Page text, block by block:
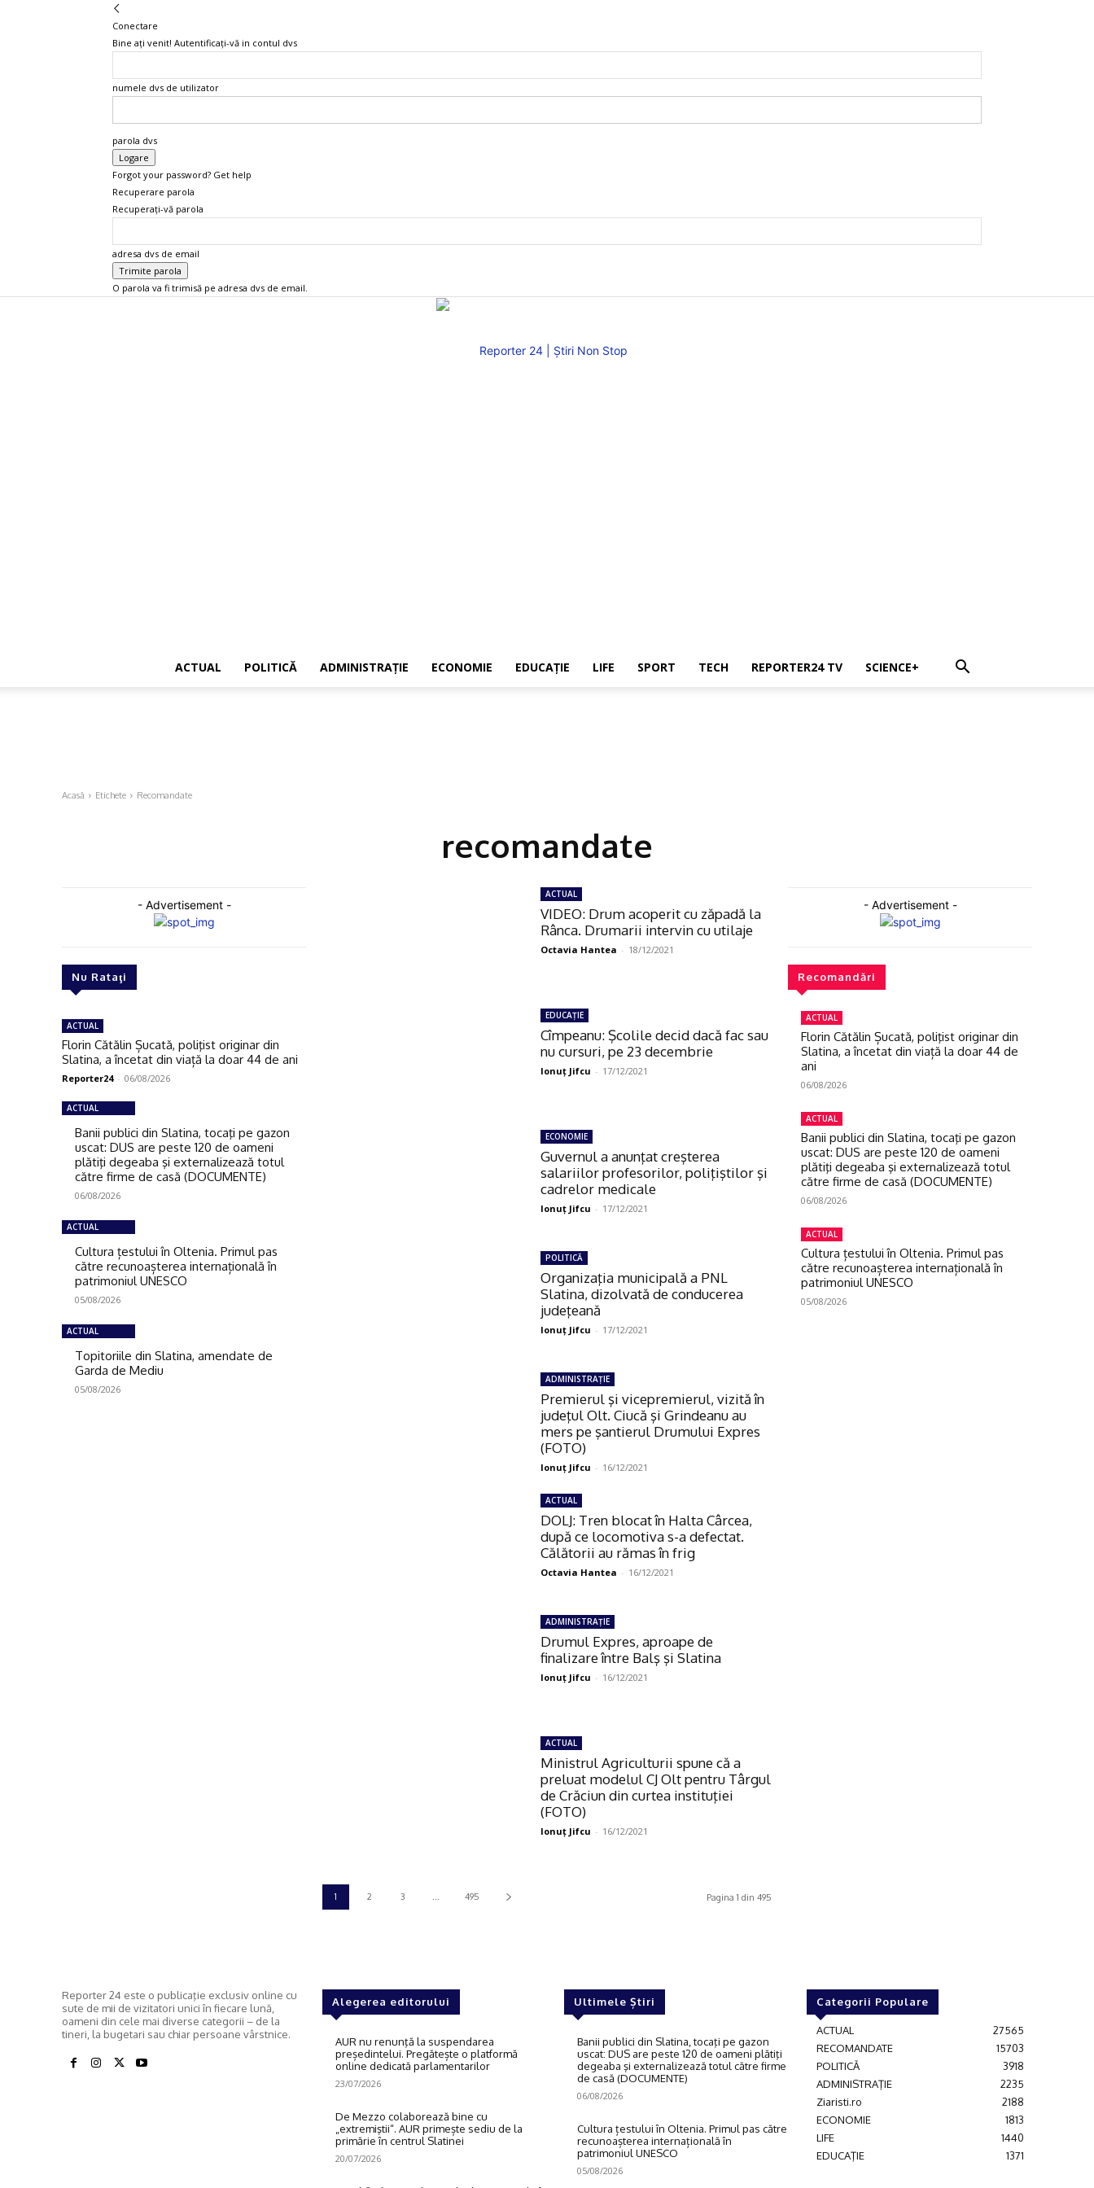
Conectare
Bine ați venit! Autentificați-vă in contul dvs
numele dvs de utilizator
parola dvs
Forgot your password? Get help
Recuperare parola
Recuperați-vă parola
adresa dvs de email
O parola va fi trimisă pe adresa dvs de email.
ACTUAL POLITICĂ ADMINISTRAŢIE ECONOMIE EDUCAŢIE LIFE SPORT TECH REPORTER24 TV SCIENCE+
Acasă Etichete Recomandate
recomandate
- Advertisement -
Nu Rataţi
ACTUAL
Florin Cătălin Șucată, poliţist originar din
Slatina, a încetat din viață la doar 44 de ani
Reporter24 - 06/08/2026
ACTUAL
Banii publici din Slatina, tocaţi pe gazon
uscat: DUS are peste 120 de oameni
plătiţi degeaba şi externalizează totul
către firme de casă (DOCUMENTE)
06/08/2026
ACTUAL
Cultura țestului în Oltenia. Primul pas
către recunoașterea internațională în
patrimoniul UNESCO
05/08/2026
ACTUAL
Topitoriile din Slatina, amendate de
Garda de Mediu
05/08/2026
ACTUAL
VIDEO: Drum acoperit cu zăpadă la
Rânca. Drumarii intervin cu utilaje
Octavia Hantea - 18/12/2021
EDUCAŢIE
Cîmpeanu: Şcolile decid dacă fac sau
nu cursuri, pe 23 decembrie
Ionuţ Jifcu - 17/12/2021
ECONOMIE
Guvernul a anunţat creşterea
salariilor profesorilor, poliţiştilor şi
cadrelor medicale
Ionuţ Jifcu - 17/12/2021
POLITICĂ
Organizaţia municipală a PNL
Slatina, dizolvată de conducerea
judeţeană
Ionuţ Jifcu - 17/12/2021
ADMINISTRAŢIE
Premierul şi vicepremierul, vizită în
judeţul Olt. Ciucă şi Grindeanu au
mers pe şantierul Drumului Expres
(FOTO)
Ionuţ Jifcu - 16/12/2021
ACTUAL
DOLJ: Tren blocat în Halta Cârcea,
după ce locomotiva s-a defectat.
Călătorii au rămas în frig
Octavia Hantea - 16/12/2021
ADMINISTRAŢIE
Drumul Expres, aproape de
finalizare între Balş şi Slatina
Ionuţ Jifcu - 16/12/2021
ACTUAL
Ministrul Agriculturii spune că a
preluat modelul CJ Olt pentru Târgul
de Crăciun din curtea instituţiei
(FOTO)
Ionuţ Jifcu - 16/12/2021
1 2 3 ... 495 Pagina 1 din 495
- Advertisement -
Recomandări
ACTUAL
Florin Cătălin Șucată, poliţist originar din
Slatina, a încetat din viață la doar 44 de
ani
06/08/2026
ACTUAL
Banii publici din Slatina, tocaţi pe gazon
uscat: DUS are peste 120 de oameni
plătiţi degeaba şi externalizează totul
către firme de casă (DOCUMENTE)
06/08/2026
ACTUAL
Cultura țestului în Oltenia. Primul pas
către recunoașterea internațională în
patrimoniul UNESCO
05/08/2026
Reporter 24 este o publicaţie exclusiv online cu
sute de mii de vizitatori unici în fiecare lună,
oameni din cele mai diverse categorii – de la
tineri, la bugetari sau chiar persoane vârstnice.
Alegerea editorului
AUR nu renunţă la suspendarea
președintelui. Pregătește o platformă
online dedicată parlamentarilor
23/07/2026
De Mezzo colaborează bine cu
„extremiştii“. AUR primește sediu de la
primărie în centrul Slatinei
20/07/2026
Ultimele Știri
Banii publici din Slatina, tocaţi pe gazon
uscat: DUS are peste 120 de oameni plătiţi
degeaba şi externalizează totul către firme
de casă (DOCUMENTE)
06/08/2026
Cultura țestului în Oltenia. Primul pas către
recunoașterea internațională în
patrimoniul UNESCO
05/08/2026
Categorii Populare
ACTUAL
27565
RECOMANDATE
15703
POLITICĂ
3918
ADMINISTRAŢIE
2235
Ziaristi.ro
2188
ECONOMIE
1813
LIFE
1440
EDUCAŢIE
1371